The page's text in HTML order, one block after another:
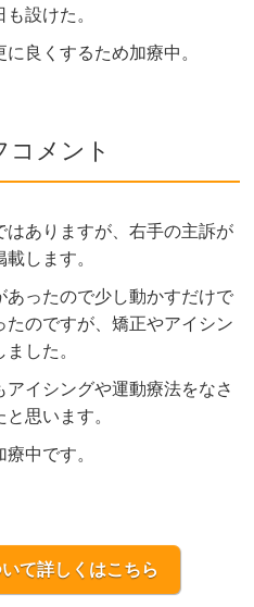
設けた。
良くするため加療中。
コメント
ありますが、右手の主訴が
します。
ったので少し動かすだけで
たのですが、矯正やアイシン
した。
イシングや運動療法をなさ
思います。
中です。
て詳しくはこちら